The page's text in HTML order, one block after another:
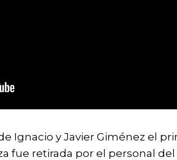
de Ignacio y Javier Giménez el
fue retirada por el personal